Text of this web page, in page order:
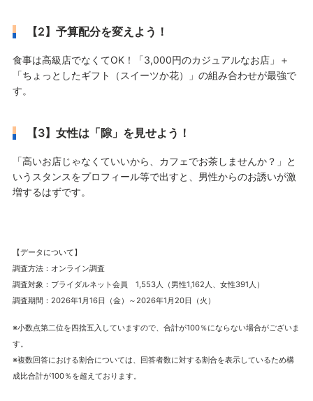
【2】予算配分を変えよう！
食事は高級店でなくてOK！「3,000円のカジュアルなお店」＋
「ちょっとしたギフト（スイーツか花）」の組み合わせが最強で
す。
【3】女性は「隙」を見せよう！
「高いお店じゃなくていいから、カフェでお茶しませんか？」と
いうスタンスをプロフィール等で出すと、男性からのお誘いが激
増するはずです。
【データについて】
調査方法：オンライン調査
調査対象：ブライダルネット会員 1,553人（男性1,162人、女性391人）
調査期間：2026年1月16日（金）～2026年1月20日（火）
※小数点第二位を四捨五入していますので、合計が100％にならない場合がございま
す。
※複数回答における割合については、回答者数に対する割合を表示しているため構
成比合計が100％を超えております。